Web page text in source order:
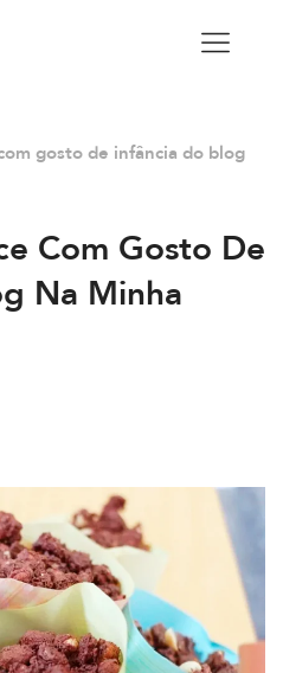
gosto de infância do blog
Com Gosto De
Na Minha